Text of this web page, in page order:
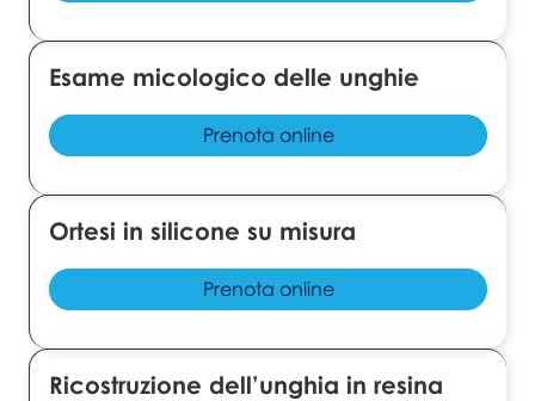
Esame micologico delle unghie
Prenota online
Ortesi in silicone su misura
Prenota online
Ricostruzione dell’unghia in resina